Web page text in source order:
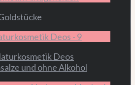
Deos
und ohne Alkohol